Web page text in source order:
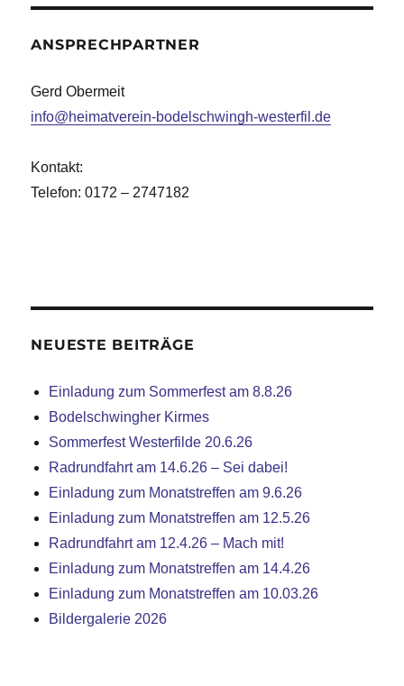
ANSPRECHPARTNER
Gerd Obermeit
info@heimatverein-bodelschwingh-westerfil.de
Kontakt:
Telefon: 0172 – 2747182
NEUESTE BEITRÄGE
Einladung zum Sommerfest am 8.8.26
Bodelschwingher Kirmes
Sommerfest Westerfilde 20.6.26
Radrundfahrt am 14.6.26 – Sei dabei!
Einladung zum Monatstreffen am 9.6.26
Einladung zum Monatstreffen am 12.5.26
Radrundfahrt am 12.4.26 – Mach mit!
Einladung zum Monatstreffen am 14.4.26
Einladung zum Monatstreffen am 10.03.26
Bildergalerie 2026